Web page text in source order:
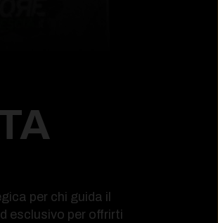
per chi guida il
esclusivo per offrirti